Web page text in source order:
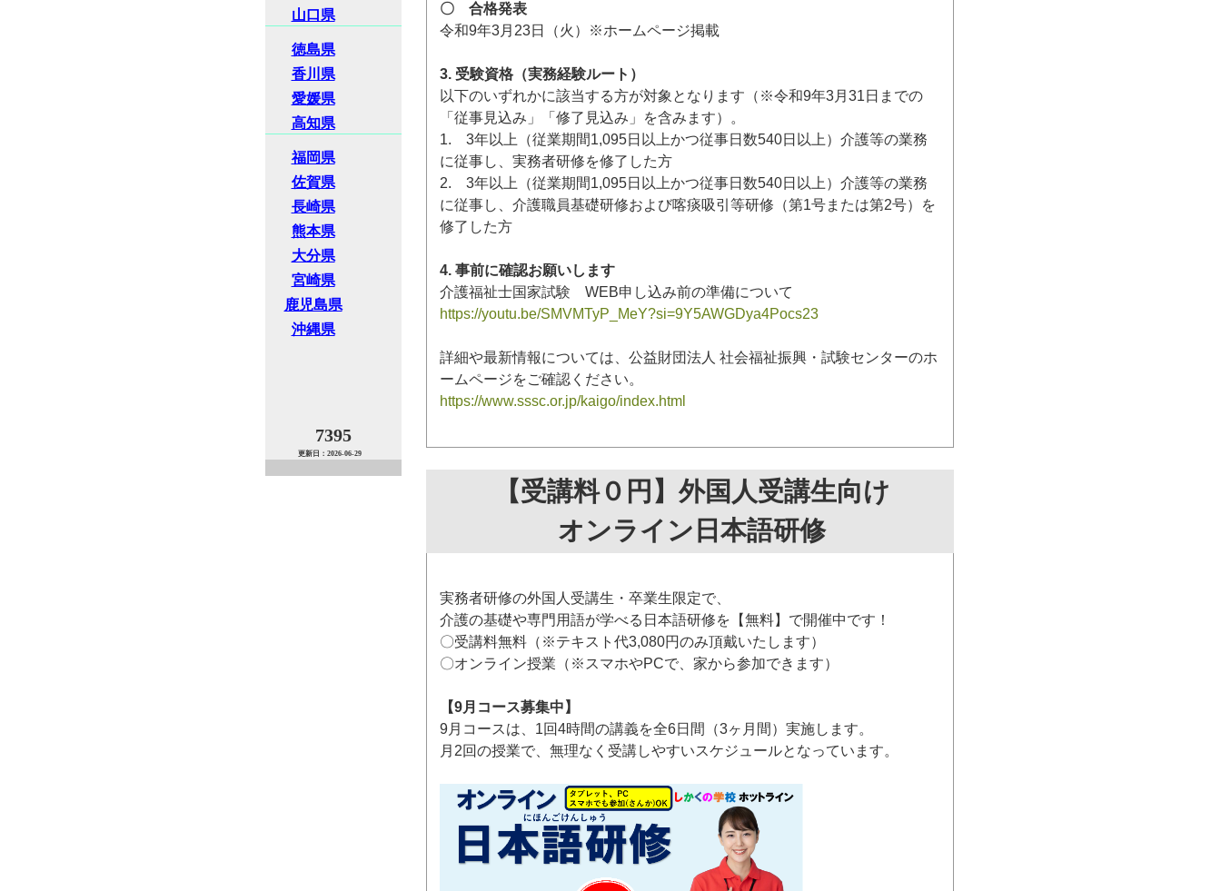
〇 合格発表
令和9年3月23日（火）※ホームページ掲載
3. 受験資格（実務経験ルート）
以下のいずれかに該当する方が対象となります（※令和9年3月31日までの
「従事見込み」「修了見込み」を含みます）。
1. 3年以上（従業期間1,095日以上かつ従事日数540日以上）介護等の業務
に従事し、実務者研修を修了した方
2. 3年以上（従業期間1,095日以上かつ従事日数540日以上）介護等の業務
に従事し、介護職員基礎研修および喀痰吸引等研修（第1号または第2号）を
修了した方
4. 事前に確認お願いします
介護福祉士国家試験 WEB申し込み前の準備について
https://youtu.be/SMVMTyP_MeY?si=9Y5AWGDya4Pocs23
詳細や最新情報については、公益財団法人 社会福祉振興・試験センターのホ
ームページをご確認ください。
https://www.sssc.or.jp/kaigo/index.html
【受講料０円】外国人受講生向け
オンライン日本語研修
実務者研修の外国人受講生・卒業生限定で、
介護の基礎や専門用語が学べる日本語研修を【無料】で開催中です！
〇受講料無料（※テキスト代3,080円のみ頂戴いたします）
〇オンライン授業（※スマホやPCで、家から参加できます）
【9月コース募集中】
9月コースは、1回4時間の講義を全6日間（3ヶ月間）実施します。
月2回の授業で、無理なく受講しやすいスケジュールとなっています。
山口県
徳島県
香川県
愛媛県
高知県
福岡県
佐賀県
長崎県
熊本県
大分県
宮崎県
鹿児島県
沖縄県
7395
更新日：2026-06-29